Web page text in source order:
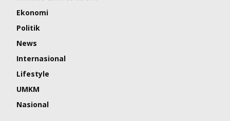
Ekonomi
Politik
News
Internasional
Lifestyle
UMKM
Nasional